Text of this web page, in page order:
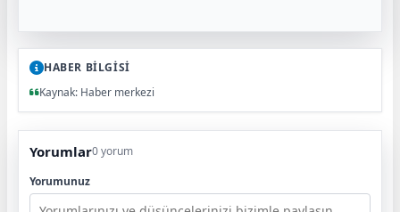
HABER BİLGİSİ
Kaynak: Haber merkezi
Yorumlar0 yorum
Yorumunuz